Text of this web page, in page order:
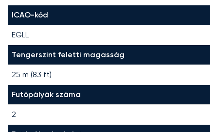
ICAO-kód
EGLL
Tengerszint feletti magasság
25 m (83 ft)
Futópályák száma
2